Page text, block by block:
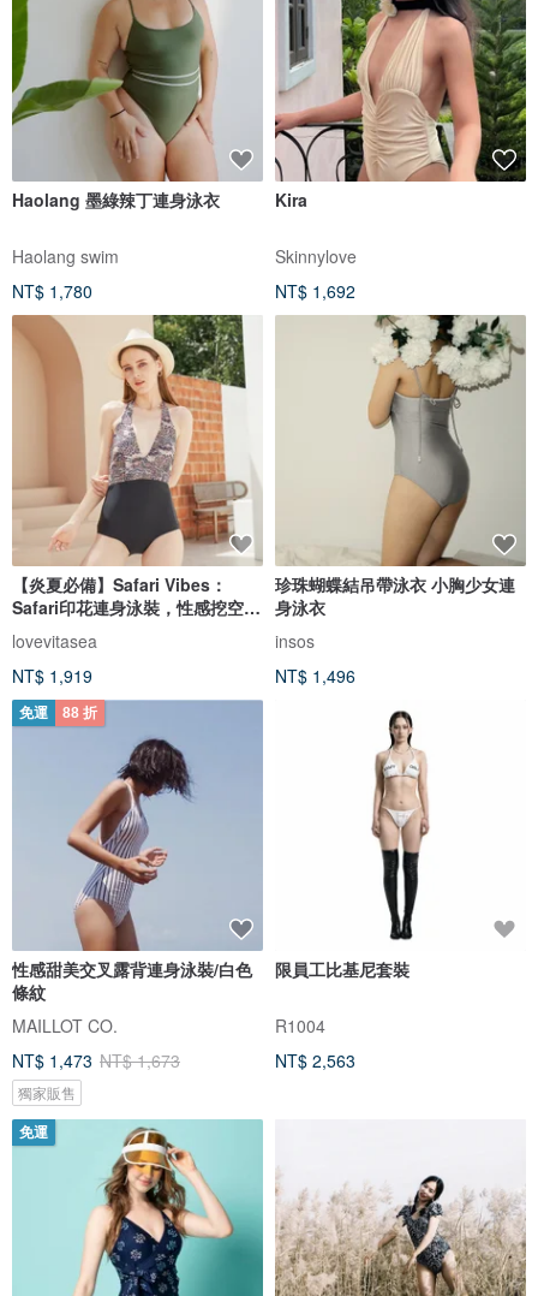
Haolang 墨綠辣丁連身泳衣
Haolang swim
NT$ 1,780
Kira
Skinnylove
NT$ 1,692
【炎夏必備】Safari Vibes：
Safari印花連身泳裝，性感挖空設
計。
lovevitasea
NT$ 1,919
珍珠蝴蝶結吊帶泳衣 小胸少女連
身泳衣
insos
NT$ 1,496
免運 88 折
性感甜美交叉露背連身泳裝/白色
條紋
MAILLOT CO.
NT$ 1,473 NT$ 1,673
獨家販售
限員工比基尼套裝
R1004
NT$ 2,563
免運